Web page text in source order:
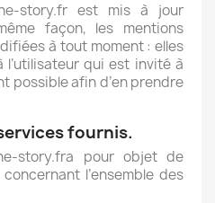
story.fr est mis à jour
façon, les mentions
à tout moment : elles
l’utilisateur qui est invité à
possible afin d’en prendre
fournis.
story.fra pour objet de
l’ensemble des